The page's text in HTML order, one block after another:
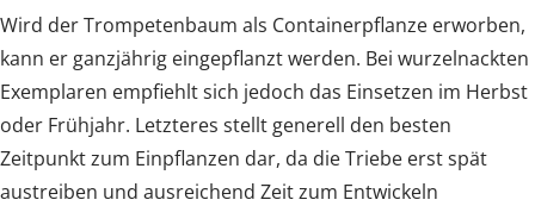
Wird der Trompetenbaum als Containerpflanze erworben,
kann er ganzjährig eingepflanzt werden. Bei wurzelnackten
Exemplaren empfiehlt sich jedoch das Einsetzen im Herbst
oder Frühjahr. Letzteres stellt generell den besten
Zeitpunkt zum Einpflanzen dar, da die Triebe erst spät
austreiben und ausreichend Zeit zum Entwickeln